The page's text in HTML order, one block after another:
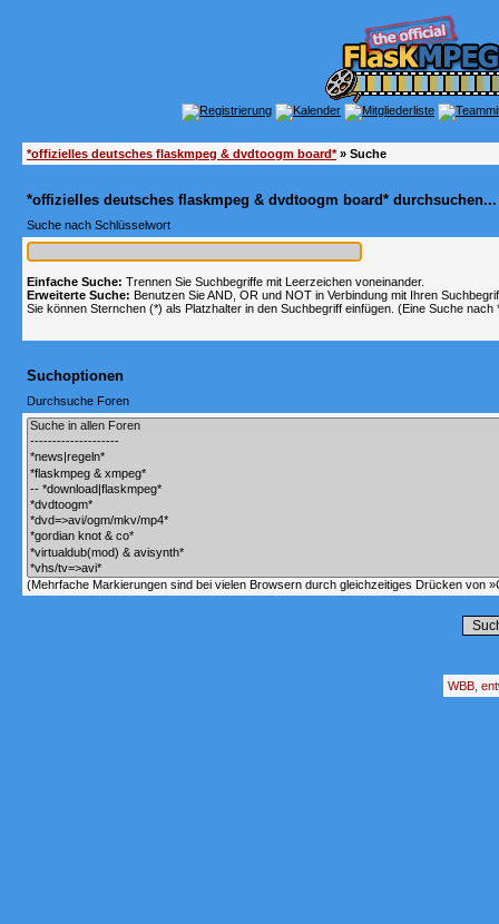
*offizielles deutsches flaskmpeg & dvdtoogm board*» Suche
*offizielles deutsches flaskmpeg & dvdtoogm board* durchsuchen...
Suche nach Schlüsselwort
Einfache Suche: Trennen Sie Suchbegriffe mit Leerzeichen voneinander.
Erweiterte Suche: Benutzen Sie AND, OR und NOT in Verbindung mit Ihren
Sie können Sternchen (*) als Platzhalter in den Suchbegriff einfügen. (Eine Suche
Suchoptionen
Durchsuche Foren
(Mehrfache Markierungen sind bei vielen Browsern durch gleichzeitiges Drücken von
WBB,